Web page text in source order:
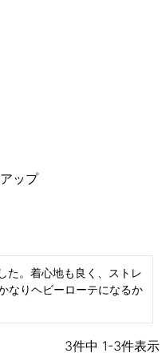
ップ
た。着心地も良く、ストレ
なりヘビーローテになるか
3件中 1-3件表示